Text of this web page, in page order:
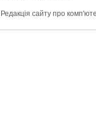
Редакція сайту про